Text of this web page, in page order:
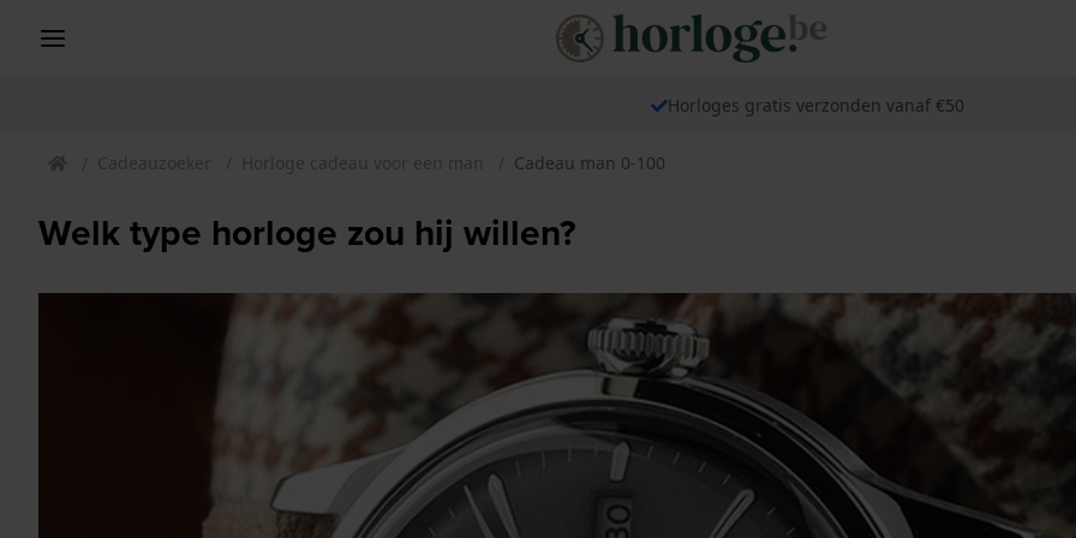
Horloges gratis verzonden vanaf €50
Cadeauzoeker Horloge cadeau voor een man Cadeau man 0-100
Welk type horloge zou hij willen?